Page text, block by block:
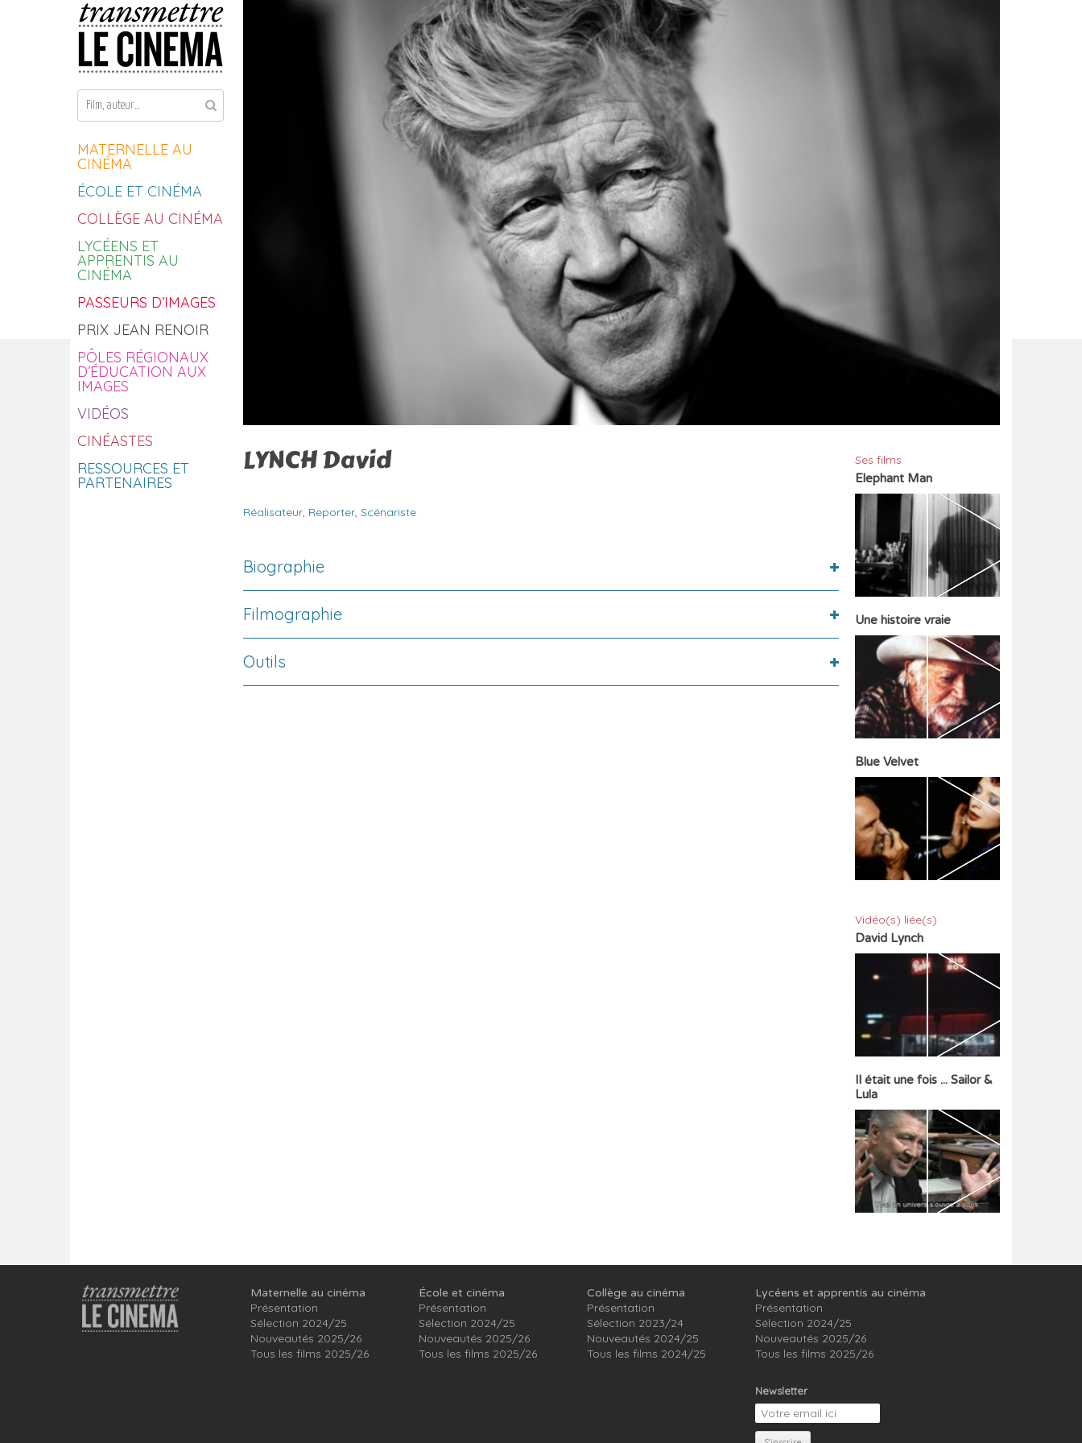
Aller au contenu
MATERNELLE AU
CINÉMA
ÉCOLE ET CINÉMA
COLLÈGE AU CINÉMA
LYCÉENS ET
APPRENTIS AU
CINÉMA
PASSEURS D’IMAGES
PRIX JEAN RENOIR
PÔLES RÉGIONAUX
D’ÉDUCATION AUX
IMAGES
VIDÉOS
CINÉASTES
RESSOURCES ET
PARTENAIRES
LYNCH David
Réalisateur, Reporter, Scénariste
Biographie
Filmographie
Outils
Ses films
Elephant Man
Une histoire vraie
Blue Velvet
Vidéo(s) liée(s)
David Lynch
Il était une fois ... Sailor &
Lula
Maternelle au cinéma
Présentation
Sélection 2024/25
Nouveautés 2025/26
Tous les films 2025/26
École et cinéma
Présentation
Sélection 2024/25
Nouveautés 2025/26
Tous les films 2025/26
Collège au cinéma
Présentation
Sélection 2023/24
Nouveautés 2024/25
Tous les films 2024/25
Lycéens et apprentis au cinéma
Présentation
Sélection 2024/25
Nouveautés 2025/26
Tous les films 2025/26
Newsletter